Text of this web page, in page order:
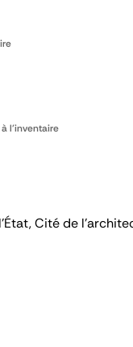
l'inventaire
Cité de